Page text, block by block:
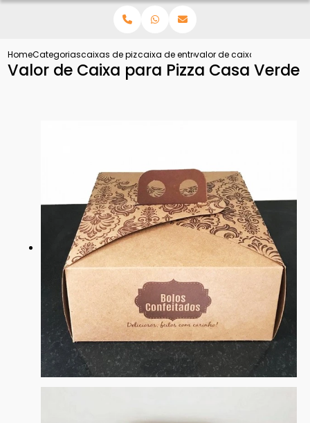
HomeCategoriascaixas de pizzacaixa de entregar pizzavalor de caixa para pizza
Valor de Caixa para Pizza Casa Verde